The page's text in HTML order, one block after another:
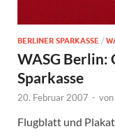
BERLINER SPARKASSE /
WASG Berlin:
Sparkasse
20. Februar 2007 - von
Flugblatt und Plakat